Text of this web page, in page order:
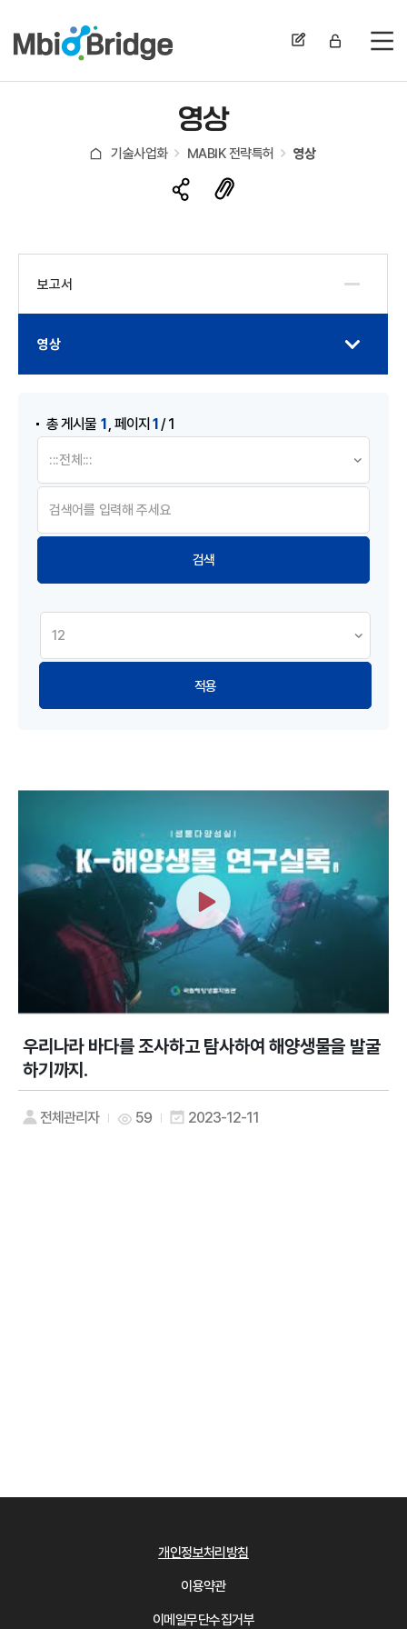
전
영상
기술사업화 MABIK 전략특허 영상
보고서
영상
총 게시물 1 ,페이지1/ 1
적용
우리나라 바다를 조사하고 탐사하여 해양생물을 발굴
하기까지.
전체관리자 59 2023-12-11
개인정보처리방침
이용약관
이메일무단수집거부